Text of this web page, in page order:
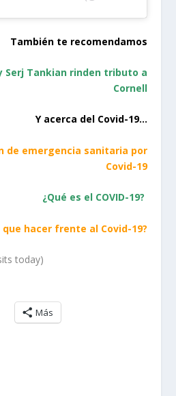
También te recomendamos
Serj Tankian rinden tributo a
Cornell
Y acerca del Covid-19…
de emergencia sanitaria por
Covid-19
¿Qué es el COVID-19?
hacer frente al Covid-19?
today)
Más